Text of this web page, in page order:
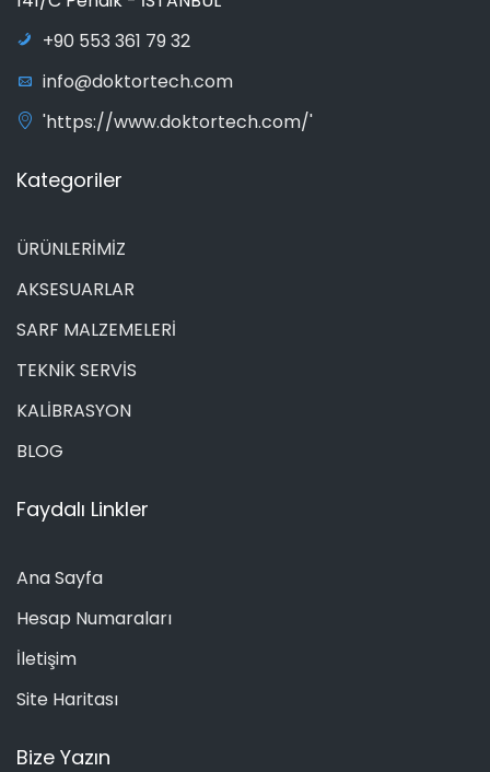
+90 553 361 79 32
info@doktortech.com
'https://www.doktortech.com/'
Kategoriler
ÜRÜNLERİMİZ
AKSESUARLAR
SARF MALZEMELERİ
TEKNİK SERVİS
KALİBRASYON
BLOG
Faydalı Linkler
Ana Sayfa
Hesap Numaraları
İletişim
Site Haritası
Bize Yazın